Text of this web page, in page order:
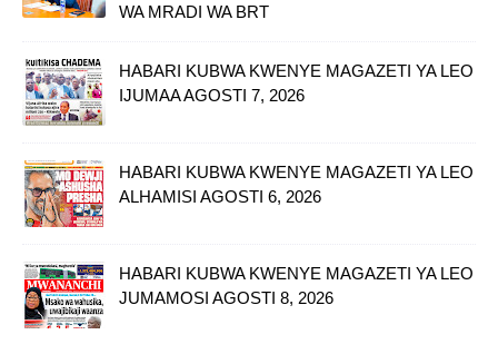
WA MRADI WA BRT
HABARI KUBWA KWENYE MAGAZETI YA LEO
IJUMAA AGOSTI 7, 2026
HABARI KUBWA KWENYE MAGAZETI YA LEO
ALHAMISI AGOSTI 6, 2026
HABARI KUBWA KWENYE MAGAZETI YA LEO
JUMAMOSI AGOSTI 8, 2026